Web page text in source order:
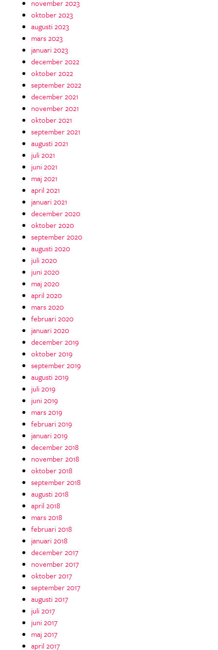
november 2023
oktober 2023
augusti 2023
mars 2023
januari 2023
december 2022
oktober 2022
september 2022
december 2021
november 2021
oktober 2021
september 2021
augusti 2021
juli 2021
juni 2021
maj 2021
april 2021
januari 2021
december 2020
oktober 2020
september 2020
augusti 2020
juli 2020
juni 2020
maj 2020
april 2020
mars 2020
februari 2020
januari 2020
december 2019
oktober 2019
september 2019
augusti 2019
juli 2019
juni 2019
mars 2019
februari 2019
januari 2019
december 2018
november 2018
oktober 2018
september 2018
augusti 2018
april 2018
mars 2018
februari 2018
januari 2018
december 2017
november 2017
oktober 2017
september 2017
augusti 2017
juli 2017
juni 2017
maj 2017
april 2017